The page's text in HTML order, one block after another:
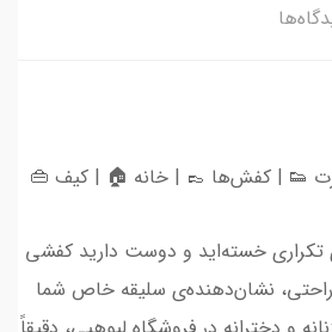
👟 | کفش‌ها 👞 | خانه 🏠 | کیف 👜
تکراری خسته‌اید و دوست دارید کفشی
نشان‌دهنده‌ی سلیقه خاص شما